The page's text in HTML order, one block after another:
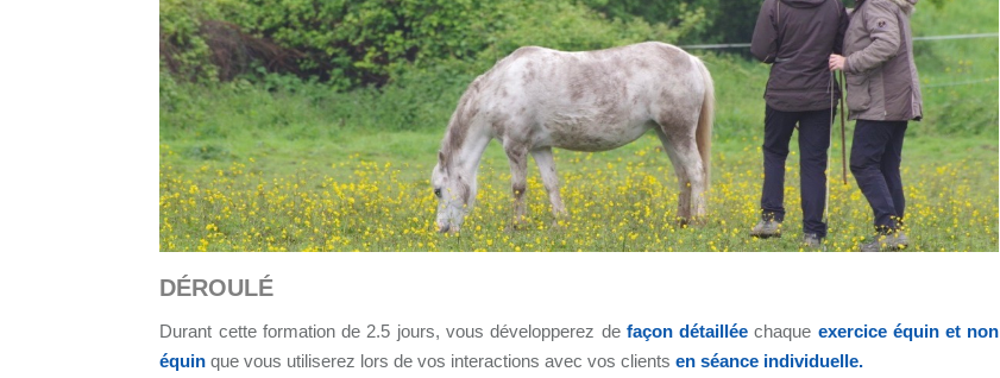
DÉROULÉ
Durant cette formation de 2.5 jours, vous développerez de façon détaillée chaque exercice équin et non
équin que vous utiliserez lors de vos interactions avec vos clientsen séance individuelle.